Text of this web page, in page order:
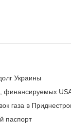
Украины
финансируемых
газа в
паспорт